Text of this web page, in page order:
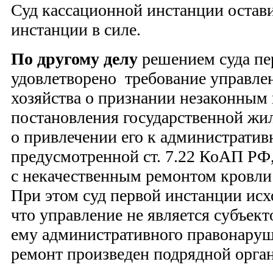
Суд кассационной инстанции
инстанции в силе.
По другому делу решением суда
удовлетворено требование
хозяйства о признании
постановления государственной
о привлечении его к
предусмотренной ст. 7.22 КоАП
с некачественным ремонтом
При этом суд первой инстанции
что управление не является
ему административного
ремонт произведен подрядной